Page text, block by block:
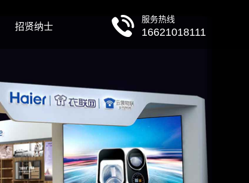
招贤纳士
服务热线
16621018111